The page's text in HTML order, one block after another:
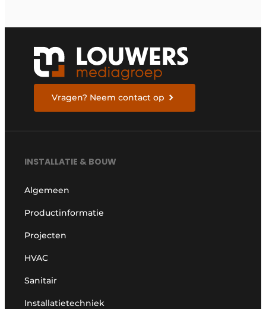
Vragen? Neem contact op
INSTALLATIE & BOUW
Algemeen
Productinformatie
Projecten
HVAC
Sanitair
Installatietechniek